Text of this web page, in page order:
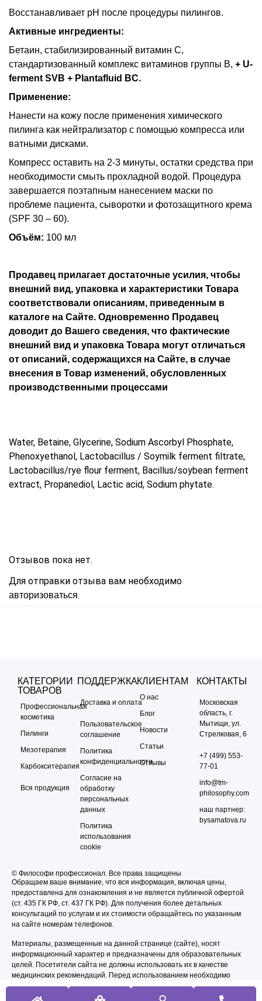
Восстанавливает рH после процедуры пилингов.
Активные ингредиенты:
Бетаин, стабилизированный витамин С,
стандартизованный комплекс витаминов группы В, + U-
ferment SVB + Plantafluid BC.
Применение:
Нанести на кожу после применения химического
пилинга как нейтрализатор с помощью компресса или
ватными дисками.
Компресс оставить на 2-3 минуты, остатки средства при
необходимости смыть прохладной водой. Процедура
завершается поэтапным нанесением маски по
проблеме пациента, сыворотки и фотозащитного крема
(SPF 30 – 60).
Объём: 100 мл
Продавец прилагает достаточные усилия, чтобы
внешний вид, упаковка и характеристики Товара
соответствовали описаниям, приведенным в
каталоге на Сайте. Одновременно Продавец
доводит до Вашего сведения, что фактические
внешний вид и упаковка Товара могут отличаться
от описаний, содержащихся на Сайте, в случае
внесения в Товар изменений, обусловленных
производственными процессами
Water, Betaine, Glycerine, Sodium Ascorbyl Phosphate,
Phenoxyethanol, Lactobacillus / Soymilk ferment filtrate,
Lactobacillus/rye flour ferment, Bacillus/soybean ferment
extract, Propanediol, Lactic acid, Sodium phytate.
Отзывов пока нет.
Для отправки отзыва вам необходимо
авторизоваться.
КАТЕГОРИИ
ТОВАРОВ
Профессиональная
косметика
Пилинги
Мезотерапия
Карбокситерапия
Вся продукция
ПОДДЕРЖКА
Доставка и оплата
Пользовательское
соглашение
Политика
конфиденциальности
Согласие на
обработку
персональных
данных
Политика
использования
cookie
КЛИЕНТАМ
О нас
Блог
Новости
Статьи
Отзывы
КОНТАКТЫ
Московская
область, г.
Мытищи, ул.
Стрелковая, 6
+7 (499) 553-
77-01
info@tm-
philosophy.com
наш партнер:
bysamatova.ru
© Философи профессионал. Все права защищены
Обращаем ваше внимание, что вся информация, включая цены,
предоставлена для ознакомления и не является публичной офертой
(ст. 435 ГК РФ, cт. 437 ГК РФ). Для получения более детальных
консультаций по услугам и их стоимости обращайтесь по указанным
на сайте номерам телефонов.
Материалы, размещенные на данной странице (сайте), носят
информационный характер и предназначены для образовательных
целей. Посетители сайта не должны использовать их в качестве
медицинских рекомендаций. Перед использованием необходимо
получить консультацию специалиста по оказываемым услугам и
возможным противопоказаниям.